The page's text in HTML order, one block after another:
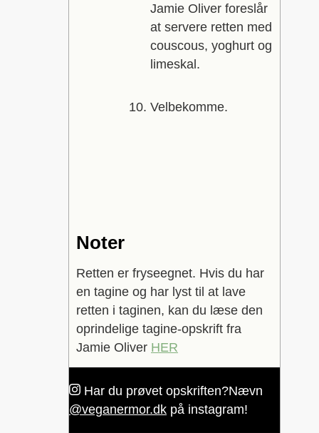
Jamie Oliver foreslår
at servere retten med
couscous, yoghurt og
limeskal.
Velbekomme.
Noter
Retten er fryseegnet. Hvis du har
en tagine og har lyst til at lave
retten i taginen, kan du læse den
oprindelige tagine-opskrift fra
Jamie Oliver HER
Har du prøvet opskriften?Nævn
@veganermor.dk på instagram!